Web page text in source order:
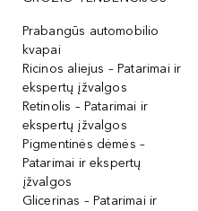
Prabangūs automobilio
kvapai
Ricinos aliejus – Patarimai ir
ekspertų įžvalgos
Retinolis – Patarimai ir
ekspertų įžvalgos
Pigmentinės dėmės –
Patarimai ir ekspertų
įžvalgos
Glicerinas – Patarimai ir